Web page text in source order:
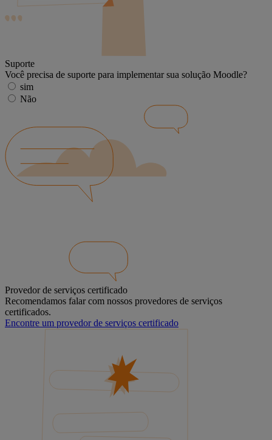
Suporte
Você precisa de suporte para implementar sua solução Moodle?
sim
Não
Provedor de serviços certificado
Recomendamos falar com nossos provedores de serviços
certificados.
Encontre um provedor de serviços certificado